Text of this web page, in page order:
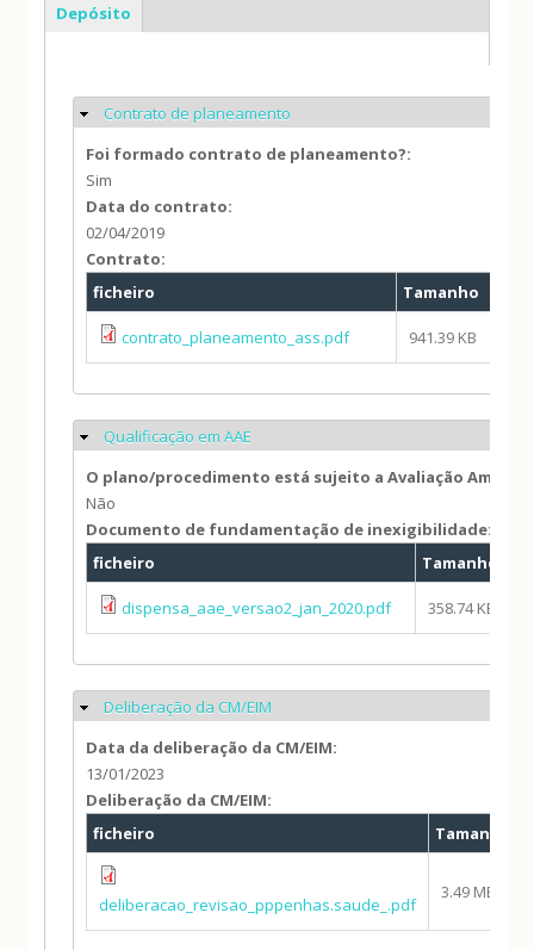
Depósito
Ocultar
Contrato de planeamento
Foi formado contrato de planeamento?:
Sim
Data do contrato:
02/04/2019
Contrato:
ficheiro
Tamanho
contrato_planeamento_ass.pdf 941.39 KB
Ocultar
Qualificação em AAE
O plano/procedimento está sujeito a Avaliação
Não
Documento de fundamentação de inexigibilidade:
ficheiro
Tamanho
dispensa_aae_versao2_jan_2020.pdf 358.74 KB
Ocultar
Deliberação da CM/EIM
Data da deliberação da CM/EIM:
13/01/2023
Deliberação da CM/EIM:
ficheiro
Tamanho
deliberacao_revisao_pppenhas.saude_.pdf
3.49 MB